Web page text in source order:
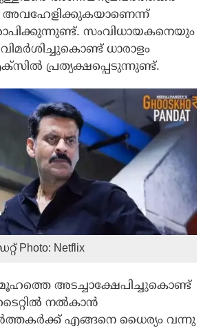
അവഹേളിക്കുകയാണെന്ന്
സംവിധായകനെയും
ധാരാളം
പ്രത്യക്ഷപ്പെടുന്നുണ്ട്.
Netflix
അടച്ചാക്ഷേപിച്ചുകൊണ്ട്
നല്‍കാന്‍
എങ്ങനെ ധൈര്യം വന്നു